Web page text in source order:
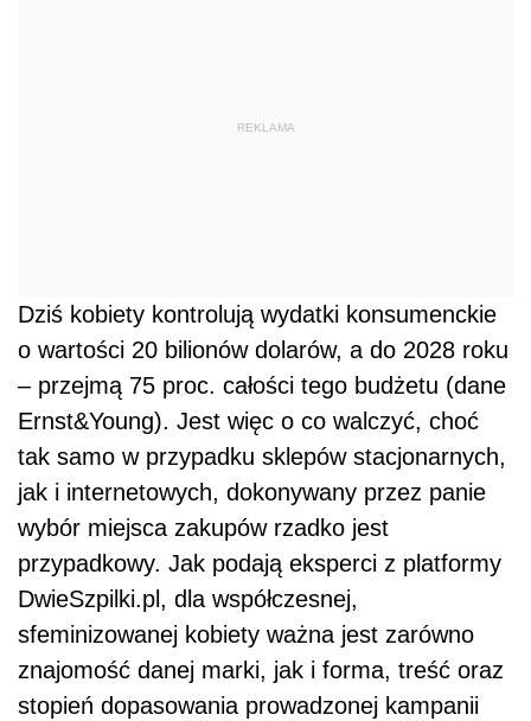
REKLAMA
Dziś kobiety kontrolują wydatki konsumenckie
o wartości 20 bilionów dolarów, a do 2028 roku
– przejmą 75 proc. całości tego budżetu (dane
Ernst&Young). Jest więc o co walczyć, choć
tak samo w przypadku sklepów stacjonarnych,
jak i internetowych, dokonywany przez panie
wybór miejsca zakupów rzadko jest
przypadkowy. Jak podają eksperci z platformy
DwieSzpilki.pl, dla współczesnej,
sfeminizowanej kobiety ważna jest zarówno
znajomość danej marki, jak i forma, treść oraz
stopień dopasowania prowadzonej kampanii